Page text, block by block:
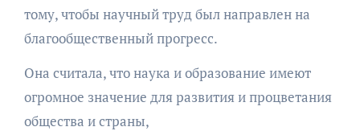
тому, чтобы научный труд был направлен на
благообщественный прогресс.
Она считала, что наука и образование имеют
огромное значение для развития и процветания
общества и страны,